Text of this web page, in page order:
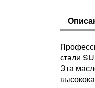
стали
Эта